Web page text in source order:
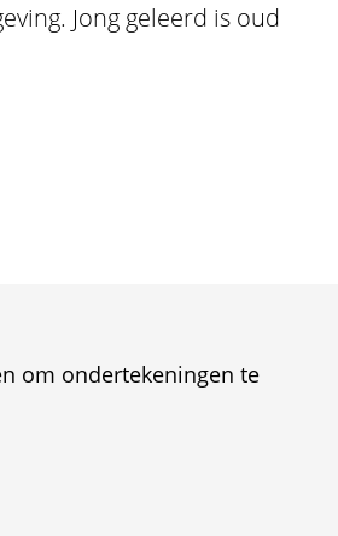
Jong geleerd is oud
om ondertekeningen te